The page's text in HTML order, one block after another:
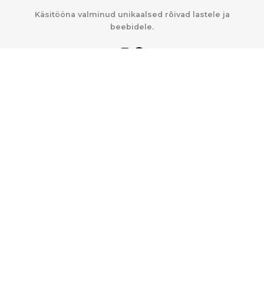
Käsitööna valminud unikaalsed rõivad lastele ja
beebidele.